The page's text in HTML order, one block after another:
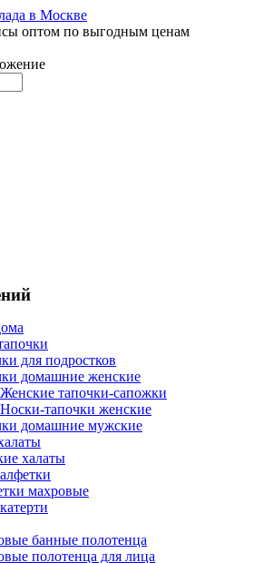
оптом по выгодным ценам
для подростков
домашние женские
Женские тапочки-сапожки
Носки-тапочки женские
домашние мужские
халаты
махровые
банные полотенца
полотенца для лица